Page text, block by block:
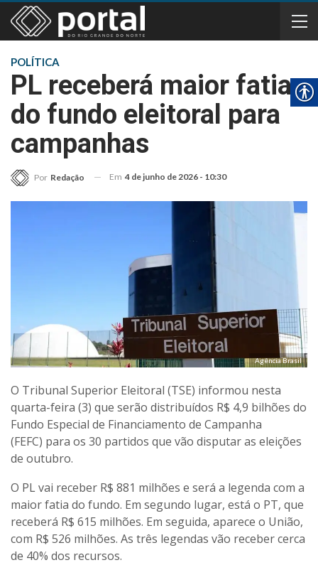
POLÍTICA
PL receberá maior fatia
do fundo eleitoral para
campanhas
Por Redação Em 4 de junho de 2026 - 10:30
Agência Brasil
O Tribunal Superior Eleitoral (TSE) informou nesta
quarta-feira (3) que serão distribuídos R$ 4,9 bilhões do
Fundo Especial de Financiamento de Campanha
(FEFC) para os 30 partidos que vão disputar as eleições
de outubro.
O PL vai receber R$ 881 milhões e será a legenda com a
maior fatia do fundo. Em segundo lugar, está o PT, que
receberá R$ 615 milhões. Em seguida, aparece o União,
com R$ 526 milhões. As três legendas vão receber cerca
de 40% dos recursos.